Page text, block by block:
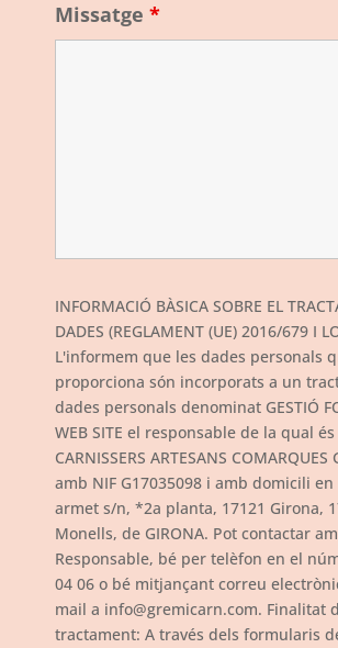
Missatge *
INFORMACIÓ BÀSICA SOBRE EL
DADES (REGLAMENT (UE) 2016/679 I
L'informem que les dades personals
proporciona són incorporats a un
dades personals denominat GESTIÓ
WEB SITE el responsable de la qual és
CARNISSERS ARTESANS COMARQUES
amb NIF G17035098 i amb domicili en
armet s/n, *2a planta, 17121 Girona,
Monells, de GIRONA. Pot contactar
Responsable, bé per telèfon en el
04 06 o bé mitjançant correu
mail a info@gremicarn.com. Finalitat
tractament: A través dels formularis